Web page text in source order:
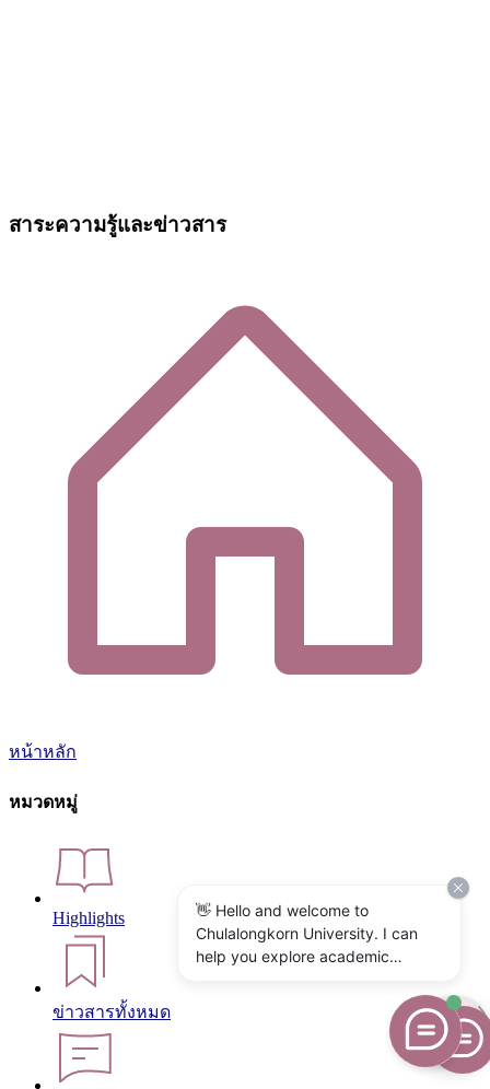
สาระความรู้และข่าวสาร
หน้าหลัก
หมวดหมู่
Highlights
ข่าวสารทั้งหมด
👋 Hello and welcome to
Chulalongkorn University. I can
help you explore academic